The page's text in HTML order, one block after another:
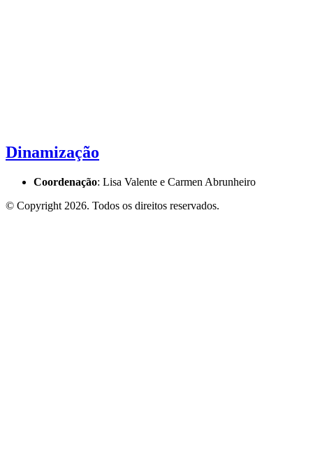
Dinamização
Coordenação: Lisa Valente e Carmen Abrunheiro
© Copyright 2026. Todos os direitos reservados.